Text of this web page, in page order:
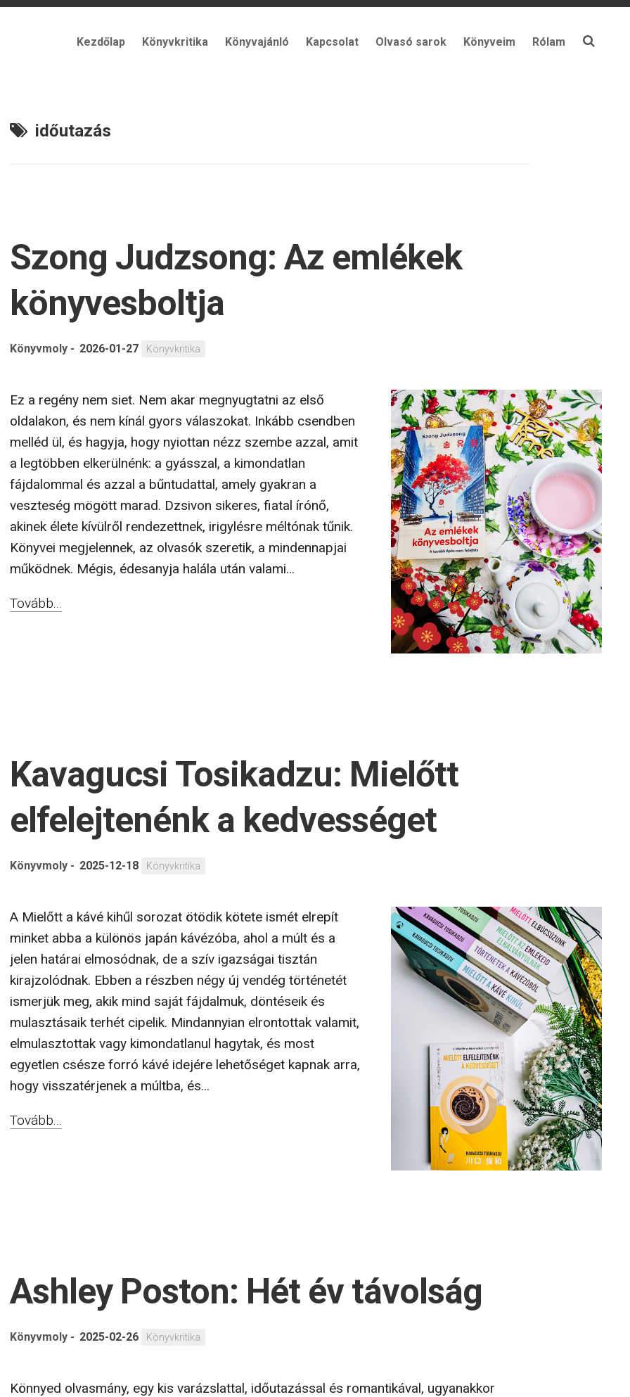
Kezdőlap Könyvkritika Könyvajánló Kapcsolat Olvasó sarok Könyveim Rólam
időutazás
Szong Judzsong: Az emlékek
könyvesboltja
Könyvmoly - 2026-01-27 Könyvkritika
Ez a regény nem siet. Nem akar megnyugtatni az első
oldalakon, és nem kínál gyors válaszokat. Inkább csendben
melléd ül, és hagyja, hogy nyiottan nézz szembe azzal, amit
a legtöbben elkerülnénk: a gyásszal, a kimondatlan
fájdalommal és azzal a bűntudattal, amely gyakran a
veszteség mögött marad. Dzsivon sikeres, fiatal írónő,
akinek élete kívülről rendezettnek, irigylésre méltónak tűnik.
Könyvei megjelennek, az olvasók szeretik, a mindennapjai
működnek. Mégis, édesanyja halála után valami...
Tovább...
Kavagucsi Tosikadzu: Mielőtt
elfelejtenénk a kedvességet
Könyvmoly - 2025-12-18 Könyvkritika
A Mielőtt a kávé kihűl sorozat ötödik kötete ismét elrepít
minket abba a különös japán kávézóba, ahol a múlt és a
jelen határai elmosódnak, de a szív igazságai tisztán
kirajzolódnak. Ebben a részben négy új vendég történetét
ismerjük meg, akik mind saját fájdalmuk, döntéseik és
mulasztásaik terhét cipelik. Mindannyian elrontottak valamit,
elmulasztottak vagy kimondatlanul hagytak, és most
egyetlen csésze forró kávé idejére lehetőséget kapnak arra,
hogy visszatérjenek a múltba, és...
Tovább...
Ashley Poston: Hét év távolság
Könyvmoly - 2025-02-26 Könyvkritika
Könnyed olvasmány, egy kis varázslattal, időutazással és romantikával, ugyanakkor